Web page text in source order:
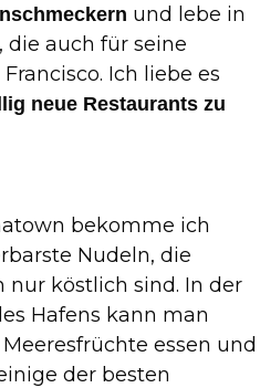
und lebe in
auch für seine
Ich liebe es
neue Restaurants zu
bekomme ich
Nudeln, die
nur köstlich sind. In der
Hafens kann man
essen und
der besten